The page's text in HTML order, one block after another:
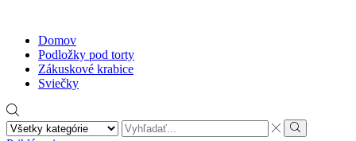
Domov
Podložky pod torty
Zákuskové krabice
Sviečky
Search